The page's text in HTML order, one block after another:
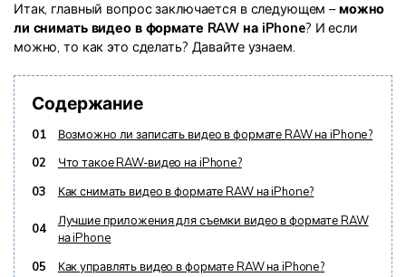
Итак, главный вопрос заключается в следующем –можно
ли снимать видео в формате RAW на iPhone? И если
можно, то как это сделать? Давайте узнаем.
Содержание
01
Возможно ли записать видео в формате RAW на iPhone?
02
Что такое RAW-видео на iPhone?
03
Как снимать видео в формате RAW на iPhone?
04
Лучшие приложения для съемки видео в формате RAW
на iPhone
05
Как управлять видео в формате RAW на iPhone?